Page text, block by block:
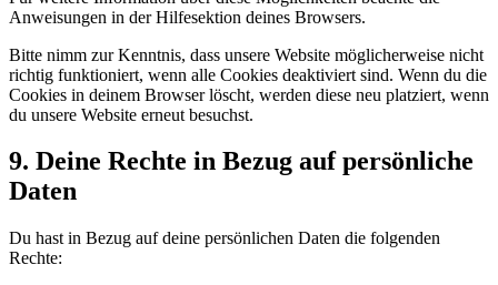
Anweisungen in der Hilfesektion deines Browsers.
Bitte nimm zur Kenntnis, dass unsere Website möglicherweise nicht
richtig funktioniert, wenn alle Cookies deaktiviert sind. Wenn du die
Cookies in deinem Browser löscht, werden diese neu platziert, wenn
du unsere Website erneut besuchst.
9. Deine Rechte in Bezug auf persönliche
Daten
Du hast in Bezug auf deine persönlichen Daten die folgenden
Rechte: